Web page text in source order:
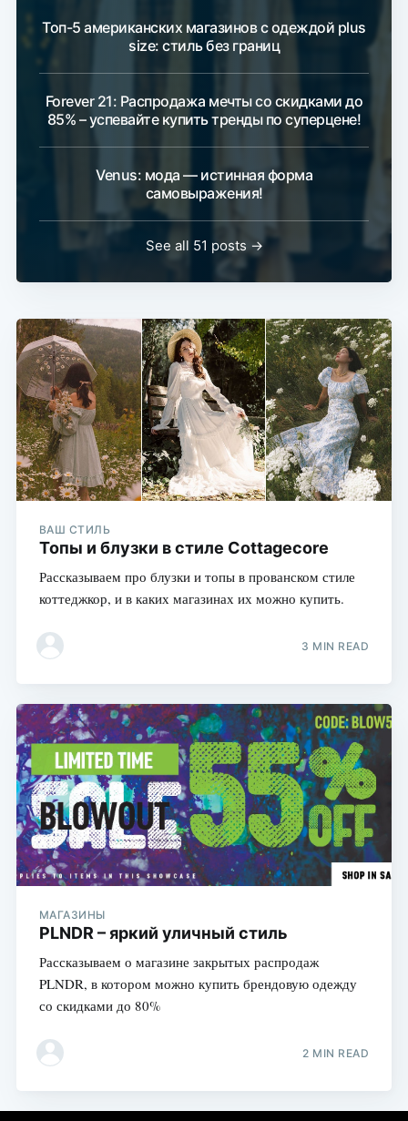
Топ-5 американских магазинов с одеждой plus
size: стиль без границ
Forever 21: Распродажа мечты со скидками до
85% – успевайте купить тренды по суперцене!
Venus: мода — истинная форма
самовыражения!
See all 51 posts →
ВАШ СТИЛЬ
Топы и блузки в стиле Cottagecore
Рассказываем про блузки и топы в прованском стиле
коттеджкор, и в каких магазинах их можно купить.
3 MIN READ
МАГАЗИНЫ
PLNDR – яркий уличный стиль
Рассказываем о магазине закрытых распродаж
PLNDR, в котором можно купить брендовую одежду
со скидками до 80%
2 MIN READ